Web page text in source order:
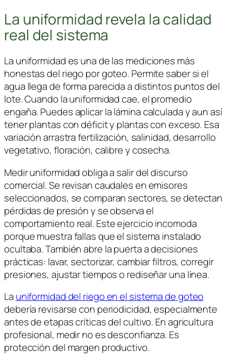
La uniformidad revela la calidad
real del sistema
La uniformidad es una de las mediciones más
honestas del riego por goteo. Permite saber si el
agua llega de forma parecida a distintos puntos del
lote. Cuando la uniformidad cae, el promedio
engaña. Puedes aplicar la lámina calculada y aun así
tener plantas con déficit y plantas con exceso. Esa
variación arrastra fertilización, salinidad, desarrollo
vegetativo, floración, calibre y cosecha.
Medir uniformidad obliga a salir del discurso
comercial. Se revisan caudales en emisores
seleccionados, se comparan sectores, se detectan
pérdidas de presión y se observa el
comportamiento real. Este ejercicio incomoda
porque muestra fallas que el sistema instalado
ocultaba. También abre la puerta a decisiones
prácticas: lavar, sectorizar, cambiar filtros, corregir
presiones, ajustar tiempos o rediseñar una línea.
La uniformidad del riego en el sistema de goteo
debería revisarse con periodicidad, especialmente
antes de etapas críticas del cultivo. En agricultura
profesional, medir no es desconfianza. Es
protección del margen productivo.